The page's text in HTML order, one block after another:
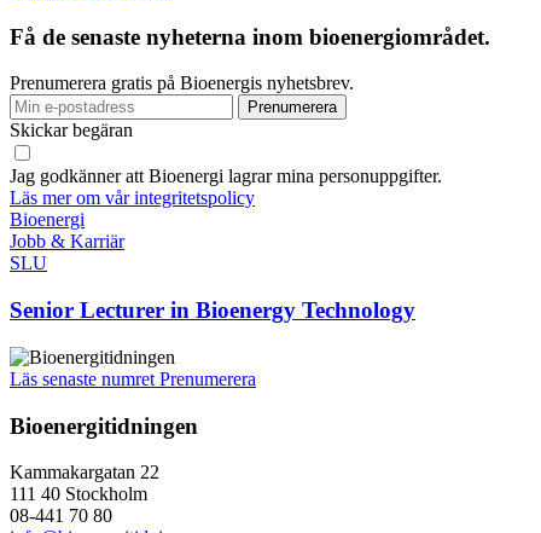
Få de senaste nyheterna inom bioenergiområdet.
Prenumerera gratis på Bioenergis nyhetsbrev.
Skickar begäran
Jag godkänner att Bioenergi lagrar mina personuppgifter.
Läs mer om vår integritetspolicy
Bioenergi
Jobb & Karriär
SLU
Senior Lecturer in Bioenergy Technology
Läs senaste numret Prenumerera
Bioenergitidningen
Kammakargatan 22
111 40 Stockholm
08-441 70 80